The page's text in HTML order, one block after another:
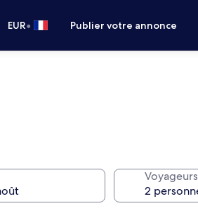
EUR• Publier votre annonce
Voyageurs